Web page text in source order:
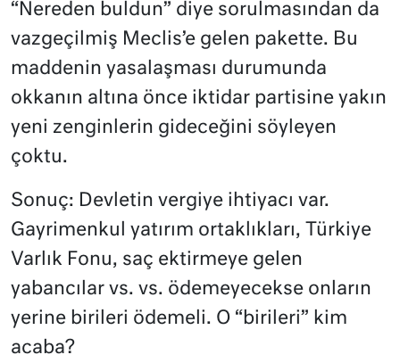
“Nereden buldun” diye sorulmasından da
vazgeçilmiş Meclis’e gelen pakette. Bu
maddenin yasalaşması durumunda
okkanın altına önce iktidar partisine yakın
yeni zenginlerin gideceğini söyleyen
çoktu.
Sonuç: Devletin vergiye ihtiyacı var.
Gayrimenkul yatırım ortaklıkları, Türkiye
Varlık Fonu, saç ektirmeye gelen
yabancılar vs. vs. ödemeyecekse onların
yerine birileri ödemeli. O “birileri” kim
acaba?